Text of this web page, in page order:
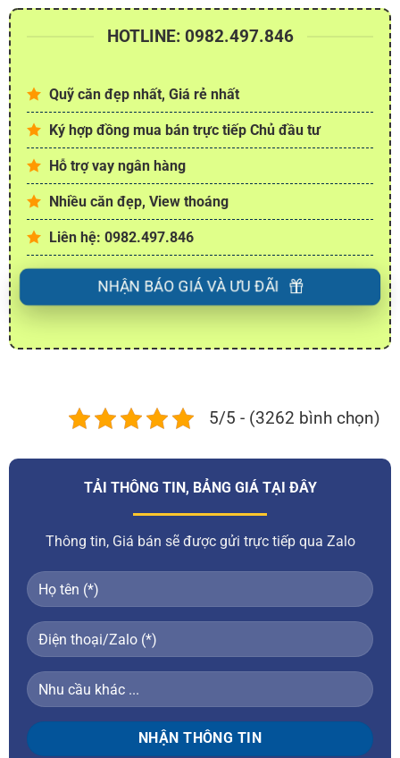
HOTLINE: 0982.497.846
Quỹ căn đẹp nhất, Giá rẻ nhất
Ký hợp đồng mua bán trực tiếp Chủ đầu tư
Hỗ trợ vay ngân hàng
Nhiều căn đẹp, View thoáng
Liên hệ: 0982.497.846
NHẬN BÁO GIÁ VÀ ƯU ĐÃI
5/5 - (3262 bình chọn)
TẢI THÔNG TIN, BẢNG GIÁ TẠI ĐÂY
Thông tin, Giá bán sẽ được gửi trực tiếp qua Zalo